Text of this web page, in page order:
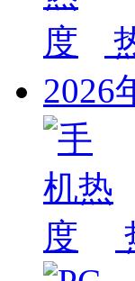
2026